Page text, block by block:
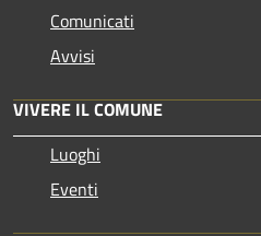
Comunicati
Avvisi
VIVERE IL COMUNE
Luoghi
Eventi